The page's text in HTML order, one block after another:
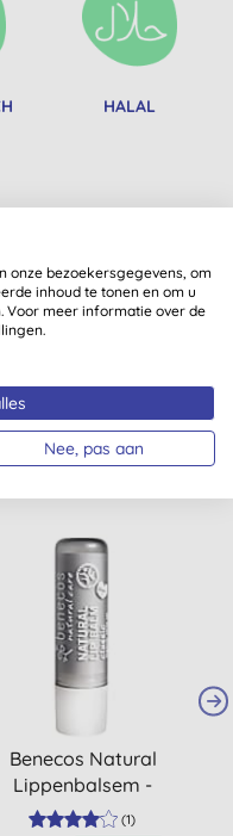
HALAL
voor jou
Benecos Natural
Lippenbalsem -
Classic (1)
onze bezoekersgegevens, om
inhoud te tonen en om u
Voor meer informatie over de
Nee, pas aan